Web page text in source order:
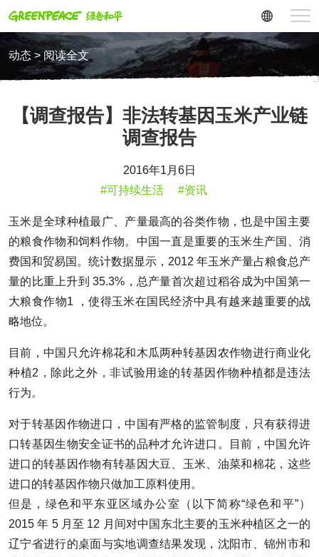
动态 > 阅读全文
【调查报告】非法转基因玉米产业链
调查报告
2016年1月6日
#可持续生活
#资讯
玉米是全球种植最广、产量最高的谷类作物，也是中国主要
的粮食作物和饲料作物。中国一直是重要的玉米生产国、消
费国和贸易国。统计数据显示，2012 年玉米产量占粮食总产
量的比重上升到 35.3%，总产量首次超过稻谷成为中国第一
大粮食作物1 ，使得玉米在国民经济中具有越来越重要的战
略地位。
目前，中国只允许棉花和木瓜两种转基因农作物进行商业化
种植2，除此之外，非试验用途的转基因作物种植都是违法
行为。
对于转基因作物进口，中国有严格的监管制度，只有获得进
口转基因生物安全证书的品种才允许进口。目前，中国允许
进口的转基因作物有转基因大豆、玉米、油菜和棉花，这些
进口的转基因作物只做加工原料使用。
但是，绿色和平东亚区域办公室（以下简称“绿色和平”）
2015 年 5 月至 12 月间对中国东北主要的玉米种植区之一的
辽宁省进行的桌面与实地调查结果发现，沈阳市、锦州市和